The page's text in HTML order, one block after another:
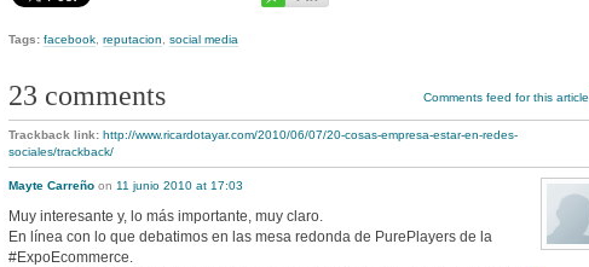
Tags: facebook reputacion social media
23 comments Comments feed for this article
Trackback link: http://www.ricardotayar.com/2010/06/07/20-cosas-empresa-estar-en-redes-
sociales/trackback/
Mayte Carreño on 11 junio 2010 at 17:03
Muy interesante y, lo más importante, muy claro.
En línea con lo que debatimos en las mesa redonda de PurePlayers de la
#ExpoEcommerce.